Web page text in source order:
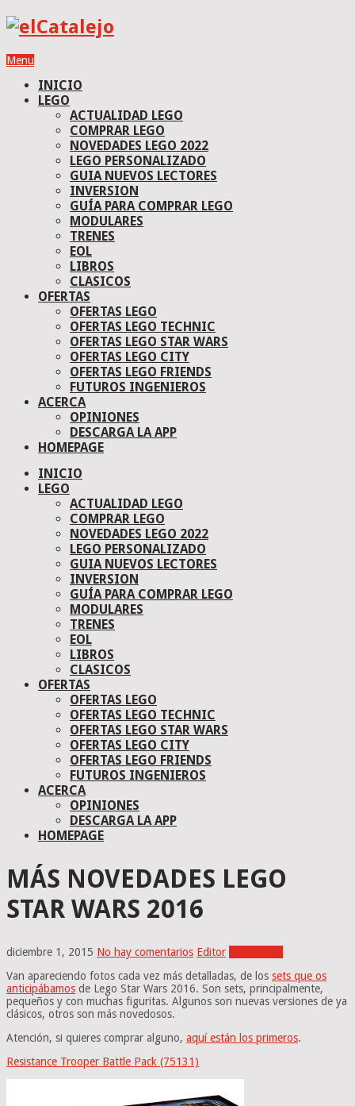
Menu
INICIO
LEGO
ACTUALIDAD LEGO
COMPRAR LEGO
NOVEDADES LEGO 2022
LEGO PERSONALIZADO
GUIA NUEVOS LECTORES
INVERSION
GUÍA PARA COMPRAR LEGO
MODULARES
TRENES
EOL
LIBROS
CLASICOS
OFERTAS
OFERTAS LEGO
OFERTAS LEGO TECHNIC
OFERTAS LEGO STAR WARS
OFERTAS LEGO CITY
OFERTAS LEGO FRIENDS
FUTUROS INGENIEROS
ACERCA
OPINIONES
DESCARGA LA APP
HOMEPAGE
INICIO
LEGO
ACTUALIDAD LEGO
COMPRAR LEGO
NOVEDADES LEGO 2022
LEGO PERSONALIZADO
GUIA NUEVOS LECTORES
INVERSION
GUÍA PARA COMPRAR LEGO
MODULARES
TRENES
EOL
LIBROS
CLASICOS
OFERTAS
OFERTAS LEGO
OFERTAS LEGO TECHNIC
OFERTAS LEGO STAR WARS
OFERTAS LEGO CITY
OFERTAS LEGO FRIENDS
FUTUROS INGENIEROS
ACERCA
OPINIONES
DESCARGA LA APP
HOMEPAGE
MÁS NOVEDADES LEGO
STAR WARS 2016
diciembre 1, 2015 No hay comentarios Editor
Van apareciendo fotos cada vez más detalladas, de los sets que os
anticipábamos de Lego Star Wars 2016. Son sets, principalmente,
pequeños y con muchas figuritas. Algunos son nuevas versiones de ya
clásicos, otros son más novedosos.
Atención, si quieres comprar alguno, aquí están los primeros.
Resistance Trooper Battle Pack (75131)